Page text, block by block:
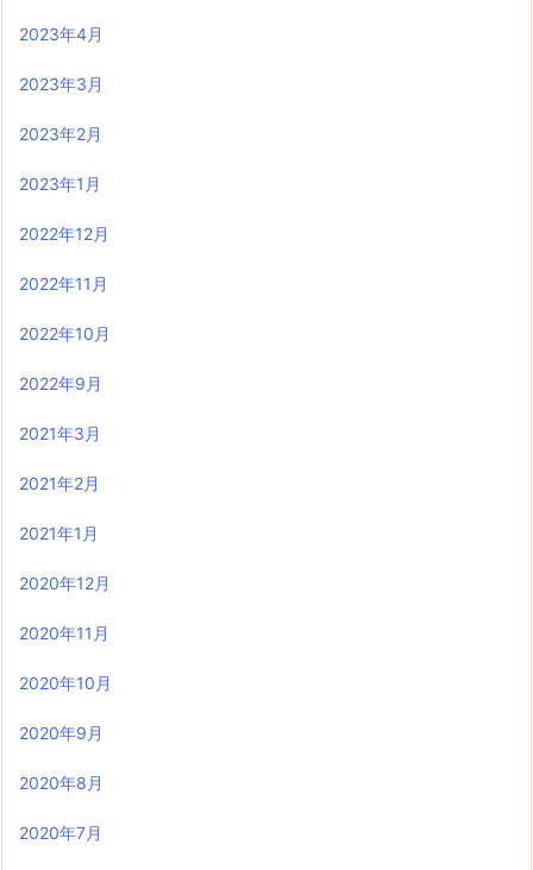
2023年4月
2023年3月
2023年2月
2023年1月
2022年12月
2022年11月
2022年10月
2022年9月
2021年3月
2021年2月
2021年1月
2020年12月
2020年11月
2020年10月
2020年9月
2020年8月
2020年7月